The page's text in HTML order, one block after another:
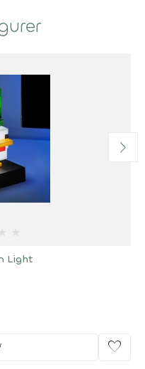
Light
favorite